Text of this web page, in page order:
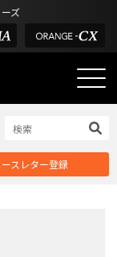
ズ
スレター登録